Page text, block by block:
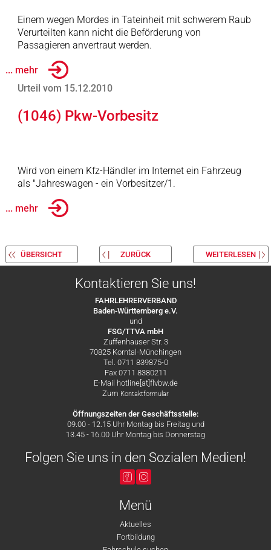
Einem wegen Mordes in Tateinheit mit schwerem Raub
Verurteilten kann nicht die Beförderung von
Passagieren anvertraut werden.
... mehr
Urteil vom 15.12.2010
(1046) Pkw-Vorbesitz
Wird von einem Kfz-Händler im Internet ein Fahrzeug
als "Jahreswagen - ein Vorbesitzer/1.
... mehr
ÜBERSICHT ZURÜCK WEITERLESEN
Kontaktieren Sie uns!
FAHRLEHRERVERBAND
Baden-Württemberg e.V.
und
FSG/TTVA mbH
Zuffenhauser Str. 3
70825 Korntal-Münchingen
Tel. 0711 839875-0
Fax 0711 8380211
E-Mail hotline[at]flvbw.de
Zum Kontaktformular
Öffnungszeiten der Geschäftsstelle:
09.00 - 12.15 Uhr Montag bis Freitag und
13.45 - 16.00 Uhr Montag bis Donnerstag
Folgen Sie uns in den Sozialen Medien!
Menü
Aktuelles
Fortbildung